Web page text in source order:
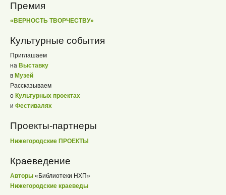
Премия
«ВЕРНОСТЬ ТВОРЧЕСТВУ»
Культурные события
Приглашаем
на Выставку
в Музей
Рассказываем
о Культурных проектах
и Фестивалях
Проекты-партнеры
Нижегородские ПРОЕКТЫ
Краеведение
Авторы «Библиотеки НХП»
Нижегородские краеведы